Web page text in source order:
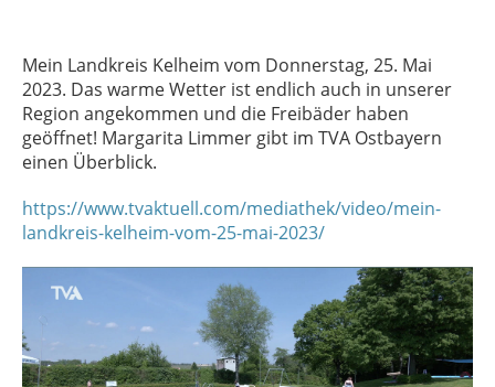
Mein Landkreis Kelheim vom Donnerstag, 25. Mai
2023. Das warme Wetter ist endlich auch in unserer
Region angekommen und die Freibäder haben
geöffnet! Margarita Limmer gibt im TVA Ostbayern
einen Überblick.
https://www.tvaktuell.com/mediathek/video/mein-
landkreis-kelheim-vom-25-mai-2023/